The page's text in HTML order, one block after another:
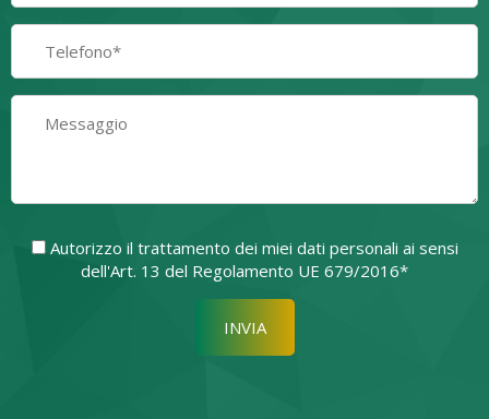
Autorizzo il trattamento dei miei dati personali ai sensi
dell'Art. 13 del Regolamento UE 679/2016*
Si prega di lasciare vuoto